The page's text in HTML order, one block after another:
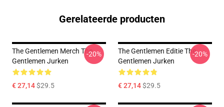
Gerelateerde producten
The Gentlemen Merch The
Gentlemen Jurken
€ 27,14$29.5
-20%
The Gentlemen Editie The
Gentlemen Jurken
€ 27,14$29.5
-20%